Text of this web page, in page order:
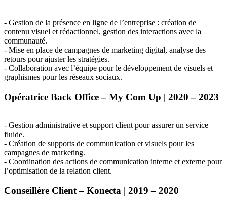
- Gestion de la présence en ligne de l’entreprise : création de
contenu visuel et rédactionnel, gestion des interactions avec la
communauté.
- Mise en place de campagnes de marketing digital, analyse des
retours pour ajuster les stratégies.
- Collaboration avec l’équipe pour le développement de visuels et
graphismes pour les réseaux sociaux.
Opératrice Back Office – My Com Up | 2020 – 2023
- Gestion administrative et support client pour assurer un service
fluide.
- Création de supports de communication et visuels pour les
campagnes de marketing.
- Coordination des actions de communication interne et externe pour
l’optimisation de la relation client.
Conseillère Client – Konecta | 2019 – 2020